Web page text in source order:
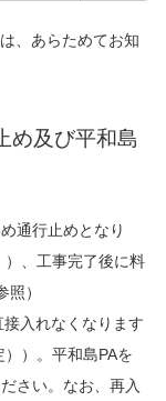
、あらためてお知
め及び平和島
通行止めとなり
）、工事完了後に料
）
入れなくなります
））。平和島PAを
さい。なお、再入